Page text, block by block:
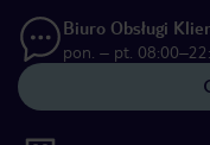
Biuro Obsługi
pon. – pt.